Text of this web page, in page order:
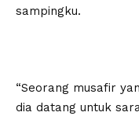
sampingku.
“Seorang musafir
dia datang untuk